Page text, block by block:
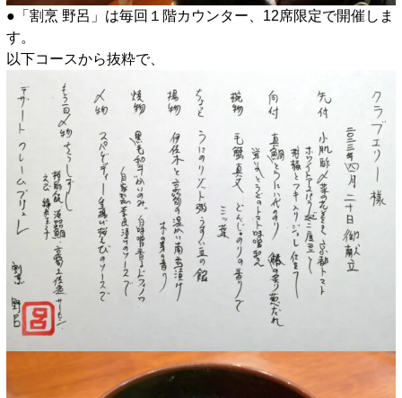
●「割烹 野呂」は毎回１階カウンター、12席限定で開催しま
す。
以下コースから抜粋で、